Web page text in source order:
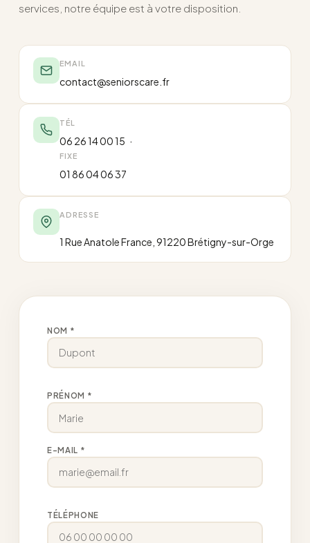
services, notre équipe est à votre disposition.
EMAIL
contact@seniorscare.fr
TÉL
06 26 14 00 15 ·
FIXE
01 86 04 06 37
ADRESSE
1 Rue Anatole France, 91220 Brétigny-sur-Orge
NOM *
PRÉNOM *
E-MAIL *
TÉLÉPHONE